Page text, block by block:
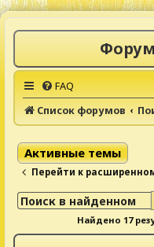
FAQ
Список форумов
Активные темы
Перейти к
Найдено 17